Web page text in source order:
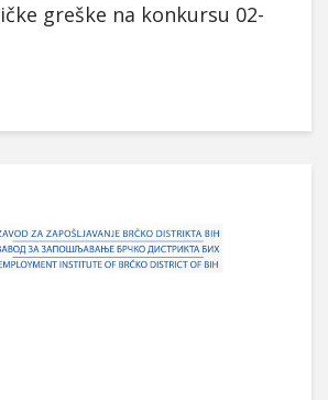
greške na konkursu 02-